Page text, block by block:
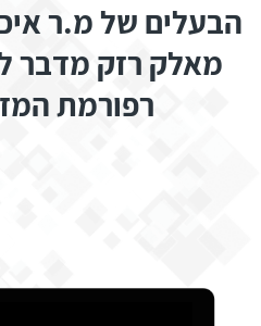
הבעלים של מ.ר
רפורמת